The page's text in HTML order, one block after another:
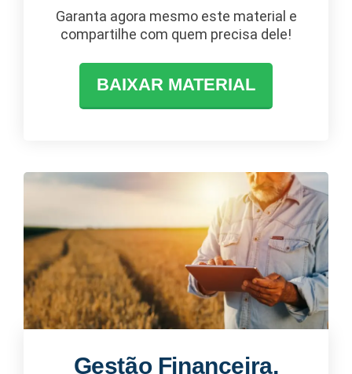
Garanta agora mesmo este material e
compartilhe com quem precisa dele!
BAIXAR MATERIAL
Gestão Financeira,